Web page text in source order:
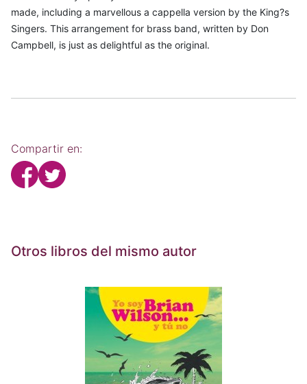
made, including a marvellous a cappella version by the King?s
Singers. This arrangement for brass band, written by Don
Campbell, is just as delightful as the original.
Compartir en:
Otros libros del mismo autor